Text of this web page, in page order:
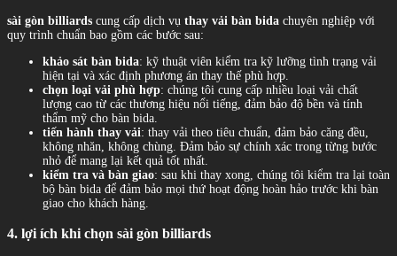
sài gòn billiards cung cấp dịch vụ thay vải bàn bida chuyên nghiệp với
quy trình chuẩn bao gồm các bước sau:
khảo sát bàn bida: kỹ thuật viên kiểm tra kỹ lưỡng tình trạng vải
hiện tại và xác định phương án thay thế phù hợp.
chọn loại vải phù hợp: chúng tôi cung cấp nhiều loại vải chất
lượng cao từ các thương hiệu nổi tiếng, đảm bảo độ bền và tính
thẩm mỹ cho bàn bida.
tiến hành thay vải: thay vải theo tiêu chuẩn, đảm bảo căng đều,
không nhăn, không chùng. Đảm bảo sự chính xác trong từng bước
nhỏ để mang lại kết quả tốt nhất.
kiểm tra và bàn giao: sau khi thay xong, chúng tôi kiểm tra lại toàn
bộ bàn bida để đảm bảo mọi thứ hoạt động hoàn hảo trước khi bàn
giao cho khách hàng.
4. lợi ích khi chọn sài gòn billiards